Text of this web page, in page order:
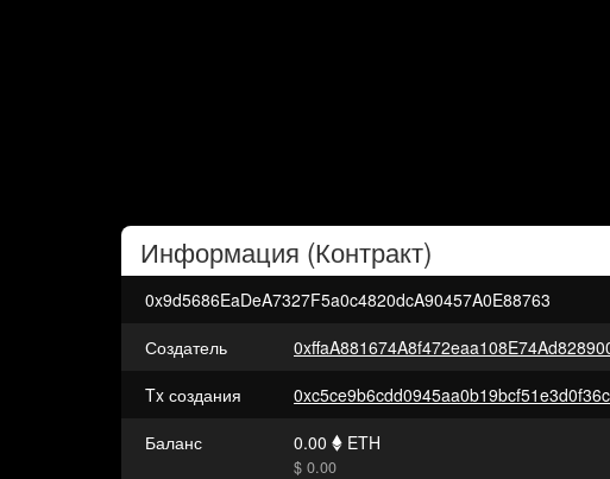
Информация (Контракт)
0x9d5686EaDeA7327F5a0c4820dcA90457A0E88763
Создатель
Tx создания
Баланс
0.00 ETH
$ 0.00